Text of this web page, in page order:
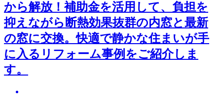
から解放！補助金を活用して、負担を
抑えながら断熱効果抜群の内窓と最新
の窓に交換。快適で静かな住まいが手
に入るリフォーム事例をご紹介しま
す。